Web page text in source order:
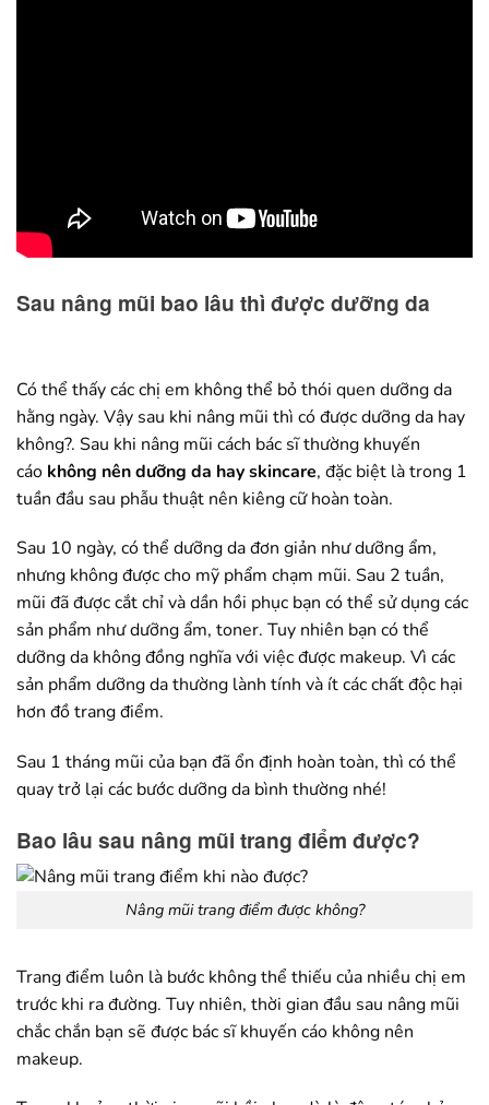
Sau nâng mũi bao lâu thì được dưỡng da
Có thể thấy các chị em không thể bỏ thói quen dưỡng da
hằng ngày. Vậy sau khi nâng mũi thì có được dưỡng da hay
không?. Sau khi nâng mũi cách bác sĩ thường khuyến
cáo không nên dưỡng da hay skincare, đặc biệt là trong 1
tuần đầu sau phẫu thuật nên kiêng cữ hoàn toàn.
Sau 10 ngày, có thể dưỡng da đơn giản như dưỡng ẩm,
nhưng không được cho mỹ phẩm chạm mũi. Sau 2 tuần,
mũi đã được cắt chỉ và dần hồi phục bạn có thể sử dụng các
sản phẩm như dưỡng ẩm, toner. Tuy nhiên bạn có thể
dưỡng da không đồng nghĩa với việc được makeup. Vì các
sản phẩm dưỡng da thường lành tính và ít các chất độc hại
hơn đồ trang điểm.
Sau 1 tháng mũi của bạn đã ổn định hoàn toàn, thì có thể
quay trở lại các bước dưỡng da bình thường nhé!
Bao lâu sau nâng mũi trang điểm được?
Nâng mũi trang điểm được không?
Trang điểm luôn là bước không thể thiếu của nhiều chị em
trước khi ra đường. Tuy nhiên, thời gian đầu sau nâng mũi
chắc chắn bạn sẽ được bác sĩ khuyến cáo không nên
makeup.